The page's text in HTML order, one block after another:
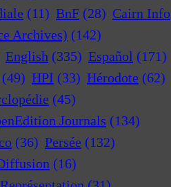
(11) BnF (28) Cairn Info
Archives) (142)
English (335) Español (171)
(49) HPI (33) Hérodote (62)
(45)
Journals (134)
(36) Persée (132)
(16)